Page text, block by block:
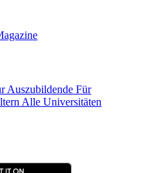
Auszubildende Für
Alle Universitäten